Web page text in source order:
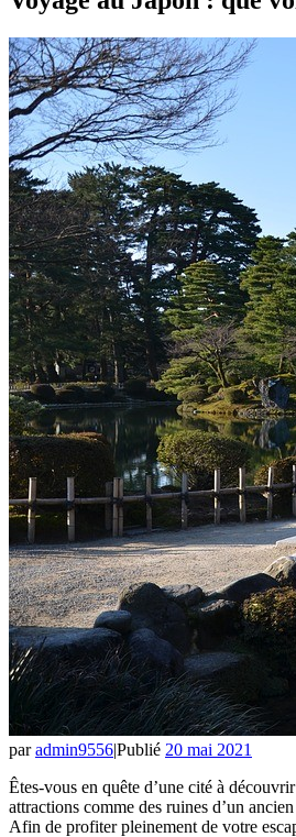
paradmin9556|Publié 20 mai 2021
Êtes-vous en quête d’une cité à
attractions comme des ruines d’un
Afin de profiter pleinement de votre